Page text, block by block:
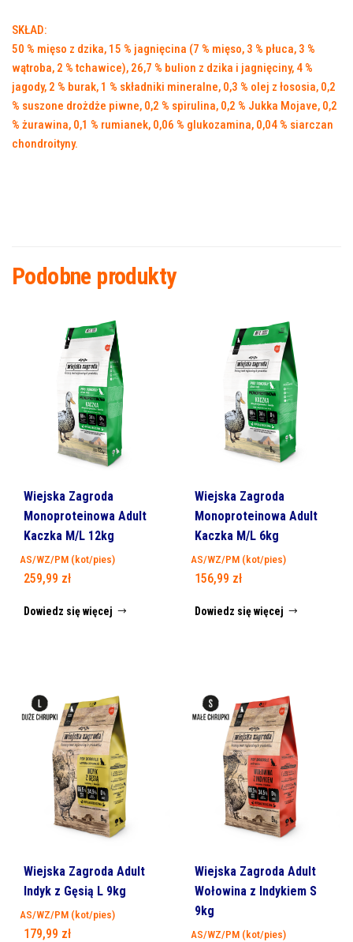
SKŁAD:
50 % mięso z dzika, 15 % jagnięcina (7 % mięso, 3 % płuca, 3 %
wątroba, 2 % tchawice), 26,7 % bulion z dzika i jagnięciny, 4 %
jagody, 2 % burak, 1 % składniki mineralne, 0,3 % olej z łososia, 0,2
% suszone drożdże piwne, 0,2 % spirulina, 0,2 % Jukka Mojave, 0,2
% żurawina, 0,1 % rumianek, 0,06 % glukozamina, 0,04 % siarczan
chondroityny.
Podobne produkty
Wiejska Zagroda
Monoproteinowa Adult
Kaczka M/L 12kg
AS/WZ/PM (kot/pies)
259,99 zł
Dowiedz się więcej
Wiejska Zagroda
Monoproteinowa Adult
Kaczka M/L 6kg
AS/WZ/PM (kot/pies)
156,99 zł
Dowiedz się więcej
Wiejska Zagroda Adult
Indyk z Gęsią L 9kg
AS/WZ/PM (kot/pies)
179,99 zł
Wiejska Zagroda Adult
Wołowina z Indykiem S
9kg
AS/WZ/PM (kot/pies)